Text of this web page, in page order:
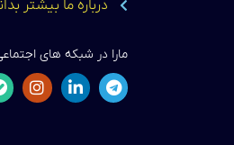
درباره ما بیشتر
مارا در شبکه های